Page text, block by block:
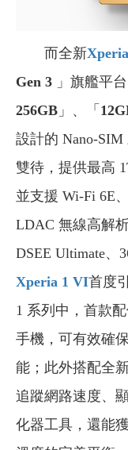
而全新
Gen 3 」旗艦平
256GB 」、「
設計的 Nano-
雙待，提供最高
並支援 Wi-Fi 6E
LDAC 無線高解
DSEE Ultimate、
Xperia 1 VI首度
1 系列中，首款
手機，可有效確
能；此外搭配全
追蹤網路速度、
化器工具，還能